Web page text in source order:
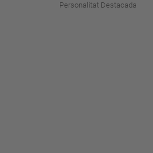
Personalitat Destacada